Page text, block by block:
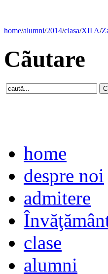
home/alumni/2014/clasa/XII A/
Cãutare
home
despre noi
admitere
clase
alumni